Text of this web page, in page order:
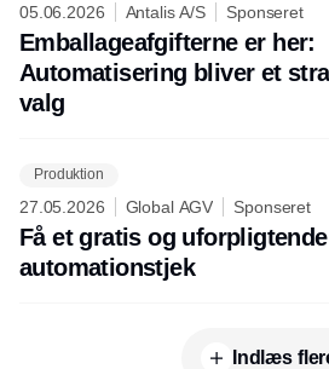
05.06.2026 Antalis A/S Sponseret
Emballageafgifterne er her:
Automatisering bliver et
valg
Produktion
27.05.2026 Global AGV Sponseret
Få et gratis og uforpligtende
automationstjek
Indlæs